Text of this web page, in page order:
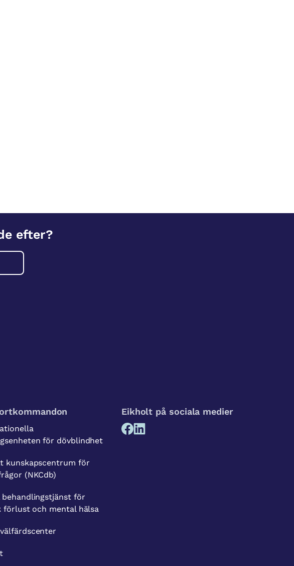
efter?
för dövblindhet
kunskapscentrum för
(NKCdb)
behandlingstjänst för
förlust och mental hälsa
Eikholt på sociala medier